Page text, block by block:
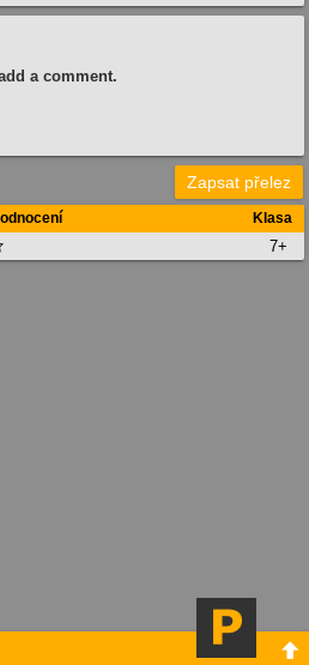
a comment.
Zapsat přelez
Klasa
7+
